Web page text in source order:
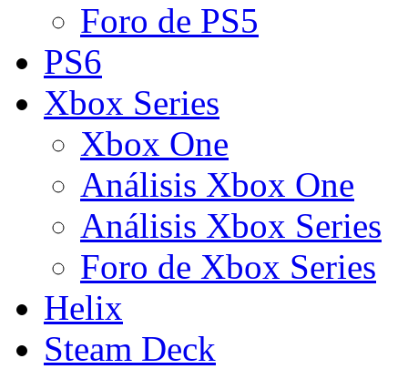
Foro de PS5
PS6
Xbox Series
Xbox One
Análisis Xbox One
Análisis Xbox Series
Foro de Xbox Series
Helix
Steam Deck